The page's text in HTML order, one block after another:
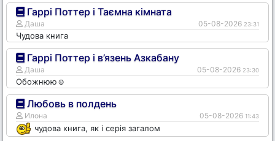
Гаррі Поттер і Таємна кімната
Даша 05-08-2026 23:31
Чудова книга
Гаррі Поттер і в’язень Азкабану
Даша 05-08-2026 23:30
Обожнюю☺️
Любовь в полдень
Илона 05-08-2026 11:43
чудова книга, як і серія загалом